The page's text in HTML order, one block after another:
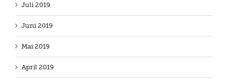
Juli 2019
Juni 2019
Mai 2019
April 2019